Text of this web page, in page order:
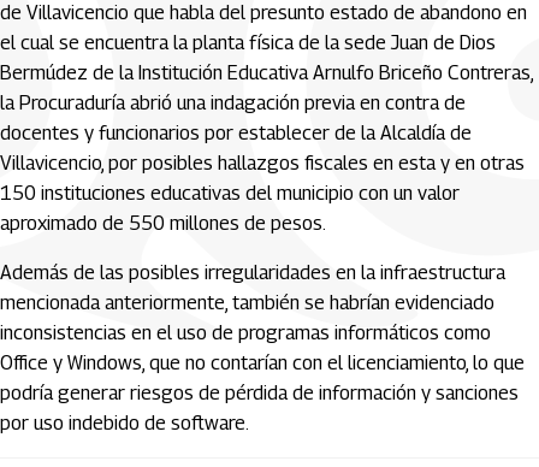
de Villavicencio que habla del presunto estado de abandono en
el cual se encuentra la planta física de la sede Juan de Dios
Bermúdez de la Institución Educativa Arnulfo Briceño Contreras,
la Procuraduría abrió una indagación previa en contra de
docentes y funcionarios por establecer de la Alcaldía de
Villavicencio, por posibles hallazgos fiscales en esta y en otras
150 instituciones educativas del municipio con un valor
aproximado de 550 millones de pesos.
Además de las posibles irregularidades en la infraestructura
mencionada anteriormente, también se habrían evidenciado
inconsistencias en el uso de programas informáticos como
Office y Windows, que no contarían con el licenciamiento, lo que
podría generar riesgos de pérdida de información y sanciones
por uso indebido de software.